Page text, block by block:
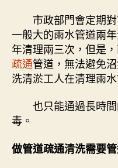
市政部門會定期對
一般大的雨水管道兩
年清理兩三次，但是
疏通管道，無法避免
洗清淤工人在清理雨水
也只能通過長時間
毒。
做管道疏通清洗需要